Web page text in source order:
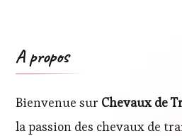
A propos
Bienvenue sur Chevaux de
la passion des chevaux de